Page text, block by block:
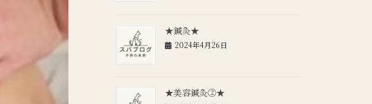
★鍼灸★
2024年4月26日
★美容鍼灸②★